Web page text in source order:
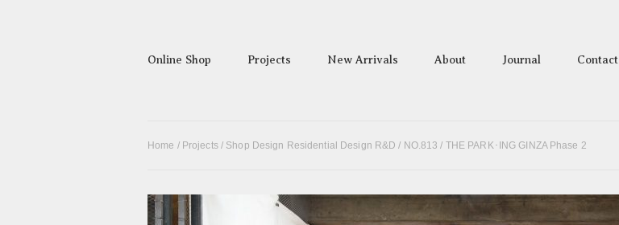
Online Shop Projects New Arrivals About Journal Contact
Home / Projects/ Shop Design Residential Design R&D / NO.813 / THE PARK･ING GINZA Phase 2